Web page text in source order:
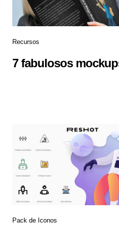
Recursos
7 fabulosos
Pack de Iconos